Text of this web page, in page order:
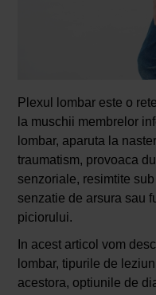
Plexul lombar este o
la muschii membrelor
lombar, aparuta la
traumatism, provoaca
senzoriale, resimtite
senzatie de arsura sau
piciorului.
In acest articol vom
lombar, tipurile de
acestora, optiunile de